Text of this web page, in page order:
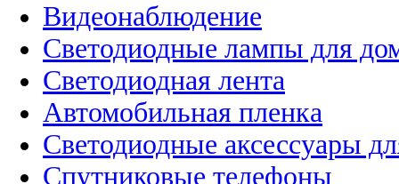
Видеонаблюдение
Светодиодные лампы для
Светодиодная лента
Автомобильная пленка
Светодиодные аксессуары
Спутниковые телефоны